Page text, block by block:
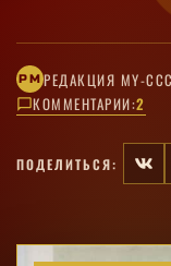
РM РЕДАКЦИЯ MY-
КОММЕНТАРИИ:2
ПОДЕЛИТЬСЯ: